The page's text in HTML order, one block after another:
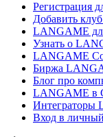
Регистрация
Добавить
LANGAME
Узнать о
LANGAME
Биржа
Блог про
LANGAME
Интеграторы
Вход в